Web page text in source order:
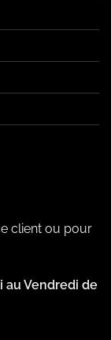
client ou pour
au Vendredi de